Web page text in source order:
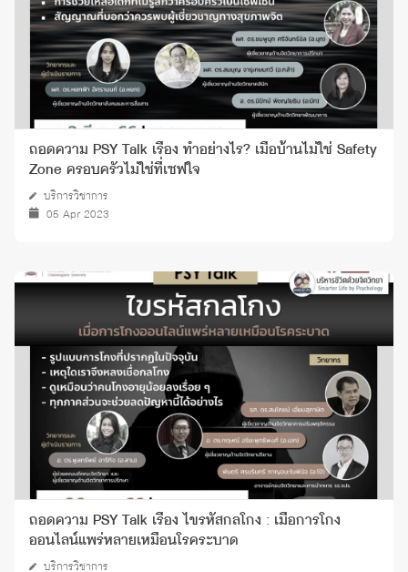
ถอดความ PSY Talk เรื่อง ทำอย่างไร? เมื่อบ้านไม่ใช่ Safety
Zone ครอบครัวไม่ใช่ที่เซฟใจ
บริการวิชาการ
05 Apr 2023
ถอดความ PSY Talk เรื่อง ไขรหัสกลโกง : เมื่อการโกง
ออนไลน์แพร่หลายเหมือนโรคระบาด
บริการวิชาการ